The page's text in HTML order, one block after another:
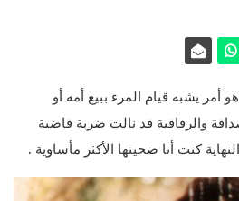
أمر يشبه قيام المرء ببيع أمه أو
والرفاقية قد نالت ضربة قاضية
كنت أنا ضحيتها الأكثر مأساوية .